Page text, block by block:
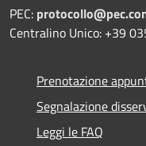
PEC:
Centralino Unico: +39
Prenotazione
Segnalazione
Leggi le FAQ